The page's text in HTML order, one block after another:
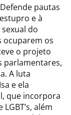
pautas
e à
do
ocuparem os
o projeto
parlamentares,
A luta
e ela
que incorpora
além